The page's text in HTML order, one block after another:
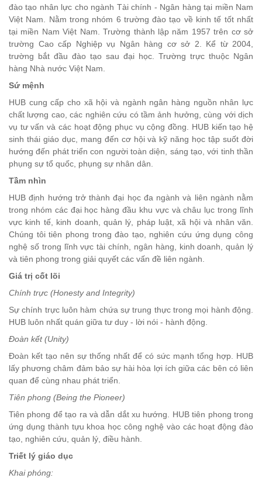
đào tạo nhân lực cho ngành Tài chính - Ngân hàng tại miền Nam
Việt Nam. Nằm trong nhóm 6 trường đào tạo về kinh tế tốt nhất
tại miền Nam Việt Nam. Trường thành lập năm 1957 trên cơ sở
trường Cao cấp Nghiệp vụ Ngân hàng cơ sở 2. Kể từ 2004,
trường bắt đầu đào tạo sau đại học. Trường trực thuộc Ngân
hàng Nhà nước Việt Nam.
Sứ mệnh
HUB cung cấp cho xã hội và ngành ngân hàng nguồn nhân lực
chất lượng cao, các nghiên cứu có tầm ảnh hưởng, cùng với dịch
vụ tư vấn và các hoạt động phục vụ cộng đồng. HUB kiến tạo hệ
sinh thái giáo dục, mang đến cơ hội và kỹ năng học tập suốt đời
hướng đến phát triển con người toàn diện, sáng tạo, với tinh thần
phụng sự tổ quốc, phụng sự nhân dân.
Tầm nhìn
HUB định hướng trở thành đại học đa ngành và liên ngành nằm
trong nhóm các đại học hàng đầu khu vực và châu lục trong lĩnh
vực kinh tế, kinh doanh, quản lý, pháp luật, xã hội và nhân văn.
Chúng tôi tiên phong trong đào tạo, nghiên cứu ứng dụng công
nghệ số trong lĩnh vực tài chính, ngân hàng, kinh doanh, quản lý
và tiên phong trong giải quyết các vấn đề liên ngành.
Giá trị cốt lõi
Chính trực (Honesty and Integrity)
Sự chính trực luôn hàm chứa sự trung thực trong mọi hành động.
HUB luôn nhất quán giữa tư duy - lời nói - hành động.
Đoàn kết (Unity)
Đoàn kết tạo nên sự thống nhất để có sức mạnh tổng hợp. HUB
lấy phương châm đảm bảo sự hài hòa lợi ích giữa các bên có liên
quan để cùng nhau phát triển.
Tiên phong (Being the Pioneer)
Tiên phong để tạo ra và dẫn dắt xu hướng. HUB tiên phong trong
ứng dụng thành tựu khoa học công nghệ vào các hoạt động đào
tạo, nghiên cứu, quản lý, điều hành.
Triết lý giáo dục
Khai phóng: